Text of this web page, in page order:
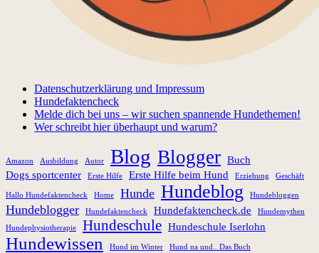
Datenschutzerklärung und Impressum
Hundefaktencheck
Melde dich bei uns – wir suchen spannende Hundethemen!
Wer schreibt hier überhaupt und warum?
Amazon Ausbildung Autor Blog Blogger Buch
Dogs sportcenter
Erste Hilfe Erste Hilfe beim Hund Erziehung Geschäft
Hallo Hundefaktencheck Home Hunde Hundeblog Hundebloggen
Hundeblogger Hundefaktencheck Hundefaktencheck.de Hundemythen
Hundephysiotherapie Hundeschule Hundeschule Iserlohn
Hundewissen Hund im Winter
Hund na und.. Das Buch